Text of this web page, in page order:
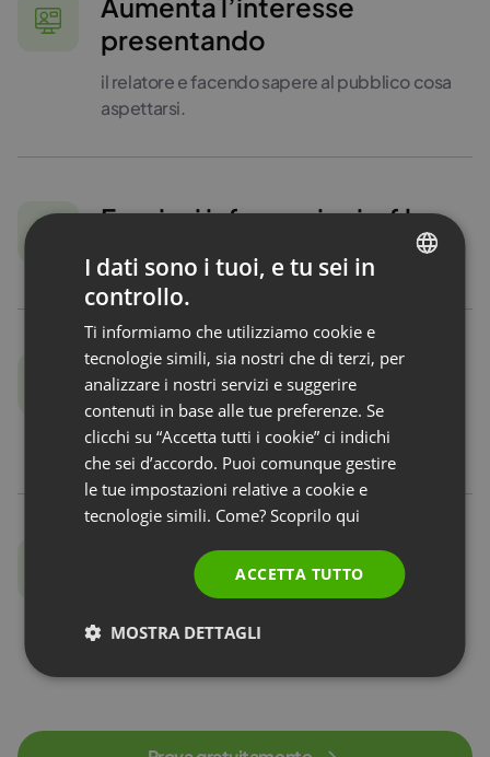
presentando
il relatore e facendo sapere al pubblico cosa
aspettarsi.
Fornisci informazioni e file
aggiuntivi prima dell’inizio dell’evento.
Personalizza il layout della
tua sala d’attesa
con un editor drag-and-drop facile da usare.
Rinnova l’immagine della
tua sala
d’attesa aggiungendo il tuo logo e i tuoi colori
FRENCH
GERMAN
POLISH
RUSSIAN
SPANISH
PORTUGUESE
I dati sono i tuoi, e tu sei in
controllo.
Ti informiamo che utilizziamo cookie e
tecnologie simili, sia nostri che di terzi, per
analizzare i nostri servizi e suggerire
contenuti in base alle tue preferenze. Se
clicchi su “Accetta tutti i cookie” ci indichi
che sei d’accordo. Puoi comunque gestire
le tue impostazioni relative a cookie e
tecnologie simili. Come? Scoprilo qui
ACCETTA TUTTO
MOSTRA DETTAGLI